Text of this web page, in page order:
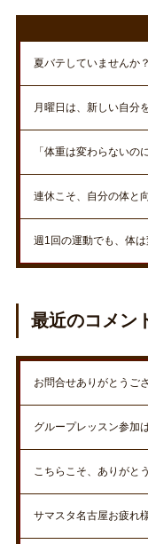
月曜日は、新しい自分
「体重は変わらないの
連休こそ、自分の体と
週1回の運動でも、体
最近のコメン